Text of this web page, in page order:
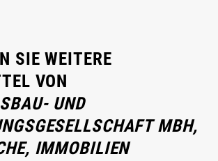
SIE WEITERE
VON
UND
MBH,
IMMOBILIEN